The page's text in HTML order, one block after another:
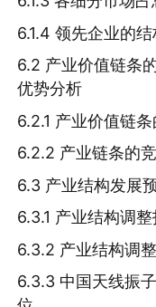
6.1.4 领先企业的
6.2 产业价值链条
优势分析
6.2.1 产业价值链
6.2.2 产业链条的
6.3 产业结构发展
6.3.1 产业结构调
6.3.2 产业结构调
6.3.3 中国天线振